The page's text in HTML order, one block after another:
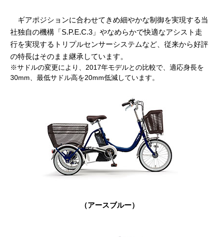
ギアポジションに合わせてきめ細やかな制御を実現する当
社独自の機構「S.P.E.C.3」やなめらかで快適なアシスト走
行を実現するトリプルセンサーシステムなど、従来から好評
の特長はそのまま継承しています。
※サドルの変更により、2017年モデルとの比較で、適応身長を
30mm、最低サドル高を20mm低減しています。
（アースブルー）